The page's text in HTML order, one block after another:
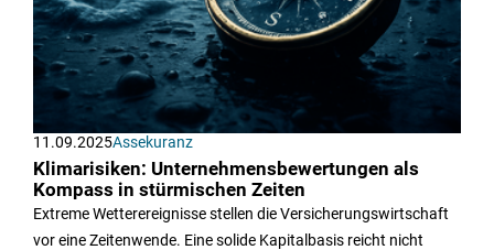
11.09.2025Assekuranz
Klimarisiken: Unternehmensbewertungen als
Kompass in stürmischen Zeiten
Extreme Wetterereignisse stellen die Versicherungswirtschaft
vor eine Zeitenwende. Eine solide Kapitalbasis reicht nicht